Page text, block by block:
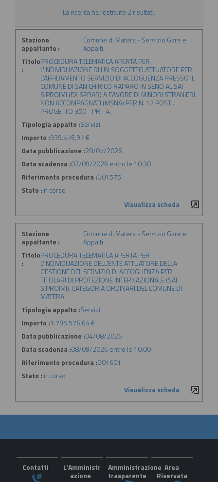
La ricerca ha restituito 2 risultati.
Stazione
appaltante :
Comune di Matera - Servizio Gare e
Appalti
Titolo
:
PROCEDURA TELEMATICA APERTA PER
L'INDIVIDUAZIONE DI UN SOGGETTO ATTUATORE PER
L'AFFIDAMENTO SERVIZIO DI ACCOGLIENZA PRESSO IL
COMUNE DI SAN CHIRICO RAPARO IN SENO AL SAI -
SIPROIMI (EX SPRAR) A FAVORE DI MINORI STRANIERI
NON ACCOMPAGNATI (MSNA) PER N. 12 POSTI.
PROGETTO 350 - PR - 4.
Tipologia appalto :Servizi
Importo :939.576,97 €
Data pubblicazione :28/07/2026
Data scadenza :02/09/2026 entro le 10:30
Riferimento procedura :G01575
Stato :In corso
Visualizza scheda
Stazione
appaltante :
Comune di Matera - Servizio Gare e
Appalti
Titolo
:
PROCEDURA TELEMATICA APERTA PER
L'INDIVIDUAZIONE DELL'ENTE ATTUATORE DELLA
GESTIONE DEL SERVIZIO DI ACCOGLIENZA PER
TITOLARI DI PROTEZIONE INTERNAZIONALE (SAI
SIPROIMI), CATEGORIA ORDINARI DEL COMUNE DI
MATERA.
Tipologia appalto :Servizi
Importo :1.795.576,64 €
Data pubblicazione :04/08/2026
Data scadenza :08/09/2026 entro le 10:00
Riferimento procedura :G01601
Stato :In corso
Visualizza scheda
Contatti
L'Amministr
azione
Amministrazione
trasparente
Area
Riservata